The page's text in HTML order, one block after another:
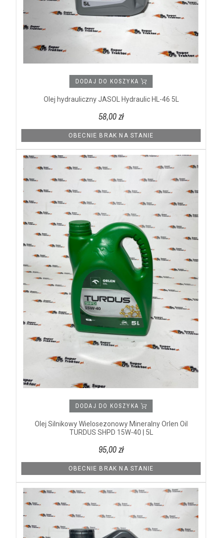
DODAJ DO KOSZYKA
Olej hydrauliczny JASOL Hydraulic HL-46 5L
58,00 zł
OBECNIE BRAK NA STANIE
DODAJ DO KOSZYKA
Olej Silnikowy Wielosezonowy Mineralny Orlen Oil
TURDUS SHPD 15W-40 | 5L
95,00 zł
OBECNIE BRAK NA STANIE